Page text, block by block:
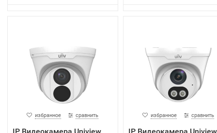
избранное сравнить избранное сравнить